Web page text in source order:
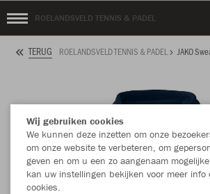
ROELANDSVELD TENNIS & PADEL
TERUG ROELANDSVELD TENNIS & PADEL JAKO
Wij gebruiken cookies
We kunnen deze inzetten om onze
om onze website te verbeteren, om
geven en om u een zo aangenaam
kan uw instellingen bekijken voor meer
cookies.